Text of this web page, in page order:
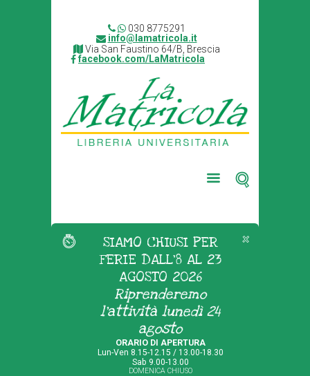
030 8775291
info@lamatricola.it
Via San Faustino 64/B, Brescia
facebook.com/LaMatricola
SIAMO CHIUSI PER
FERIE DALL'8 AL 23
AGOSTO 2026
Riprenderemo
l'attività lunedì 24
agosto
ORARIO DI APERTURA
Lun-Ven 8.15-12.15 / 13.00-18.30
Sab 9.00-13.00
DOMENICA CHIUSO